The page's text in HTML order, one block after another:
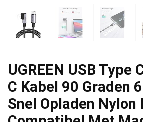
UGREEN USB Type
C Kabel 90 Graden
Snel Opladen Nylon